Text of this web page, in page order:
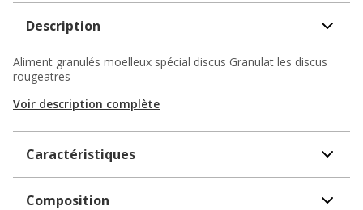
Description
Aliment granulés moelleux spécial discus Granulat les discus
rougeatres
Voir description complète
Caractéristiques
Composition